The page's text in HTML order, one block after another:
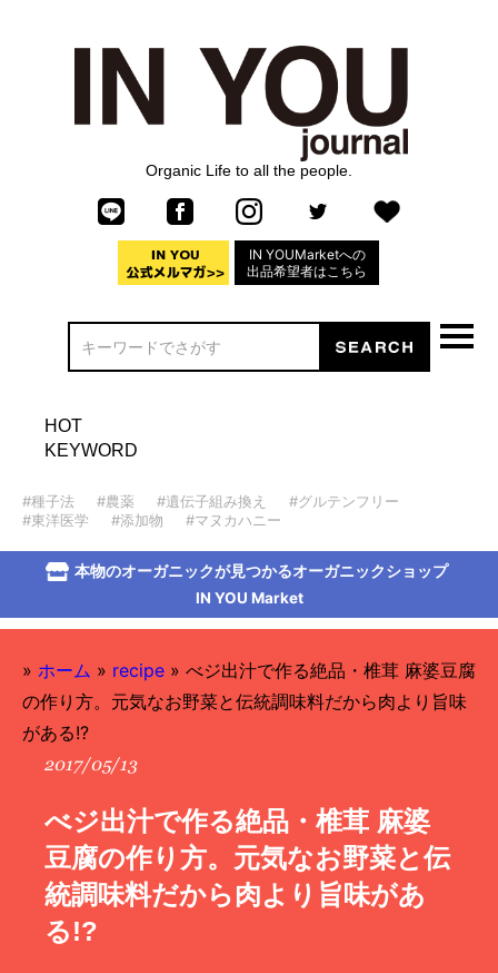
Organic Life to all the people.
IN YOUMarketへの
出品希望者はこちら
HOT
KEYWORD
#種子法 #農薬 #遺伝子組み換え
#グルテンフリー
#東洋医学
#添加物 #マヌカハニー
本物のオーガニックが見つかるオーガニックショップ
IN YOU Market
» ホーム » recipe » べジ出汁で作る絶品・椎茸 麻婆豆腐
の作り方。元気なお野菜と伝統調味料だから肉より旨味
がある!?
2017/05/13
べジ出汁で作る絶品・椎茸 麻婆
豆腐の作り方。元気なお野菜と伝
統調味料だから肉より旨味があ
る!?